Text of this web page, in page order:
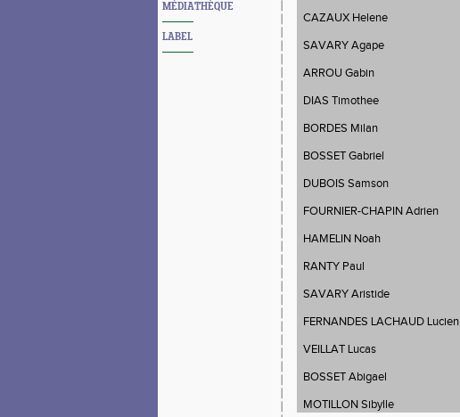
MÉDIATHÈQUE
LABEL
CAZAUX Helene
SAVARY Agape
ARROU Gabin
DIAS Timothee
BORDES Milan
BOSSET Gabriel
DUBOIS Samson
FOURNIER-CHAPIN Adrien
HAMELIN Noah
RANTY Paul
SAVARY Aristide
FERNANDES LACHAUD Lucien
VEILLAT Lucas
BOSSET Abigael
MOTILLON Sibylle